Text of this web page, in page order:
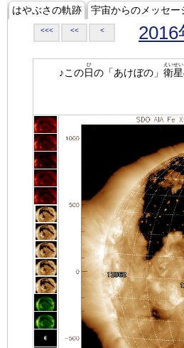
はやぶさの軌跡 宇宙からのメッセー
<<< << < 2016
♪この日
ひ
の「あけぼの」 衛星
えいせい